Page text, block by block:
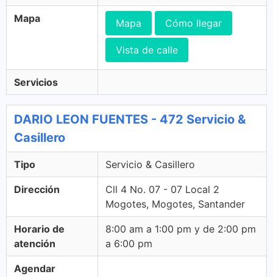
Mapa Mapa Cómo llegar
Vista de calle
Servicios
DARIO LEON FUENTES - 472 Servicio &
Casillero
Tipo Servicio & Casillero
Dirección
Cll 4 No. 07 - 07 Local 2
Mogotes, Mogotes, Santander
Horario de
atención
8:00 am a 1:00 pm y de 2:00 pm
a 6:00 pm
Agendar